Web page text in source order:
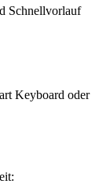
Schnellvorlauf
Keyboard oder